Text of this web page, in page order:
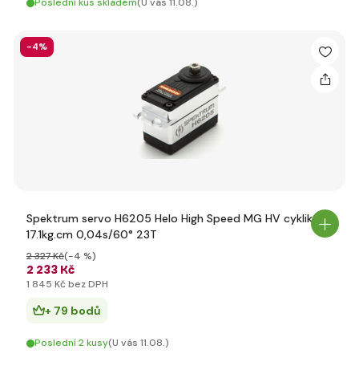
-4%
Spektrum servo H6205 Helo High Speed MG HV cyklika
17.1kg.cm 0,04s/60° 23T
2 233 Kč
2 327 Kč(-4 %)
1 845 Kč bez DPH
+ 79 bodů
Poslední 2 kusy(U vás 11.08.)